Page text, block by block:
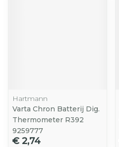
Hartmann
Varta Chron Batterij Dig.
Thermometer R392
9259777
€ 2,74